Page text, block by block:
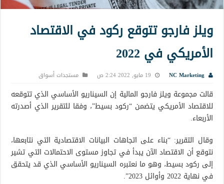
ويلز فارجو تتوقع ركود في الاقتصاد
الأمريكي في 2022
NC Marketing 19 مايو, 2022 2:24 ص مستجدات أسواق
قالت مجموعة ويلز فارجو المالية إن السيناريو الأساسي الذي تتوقعه
للاقتصاد الأمريكي يتضمن “ركود بسيط”، وفقا للتقرير الذي أصدرته
الأربعاء.
وقال التقرير: “بناء على اتجاهات البيانات الاقتصادية التي نتابعها،
نتوقع أن الاقتصاد الآن يبدأ في تجاوز مستوى الاحتمالات التي تشير
إلى ركود بسيط، وهو ما نعتبره السيناريو الأساسي الذي قد يتحقق
في نهاية 2022 وأوائل 2023”.